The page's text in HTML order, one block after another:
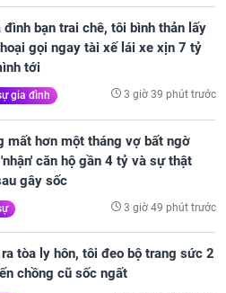
đình bạn trai chê, tôi bình thản lấy
gọi ngay tài xế lái xe xịn 7 tỷ
tới
gia đình 3 giờ 39 phút trước
mất hơn một tháng vợ bất ngờ
căn hộ gần 4 tỷ và sự thật
gây sốc
3 giờ 49 phút trước
tòa ly hôn, tôi đeo bộ trang sức 2
chồng cũ sốc ngất